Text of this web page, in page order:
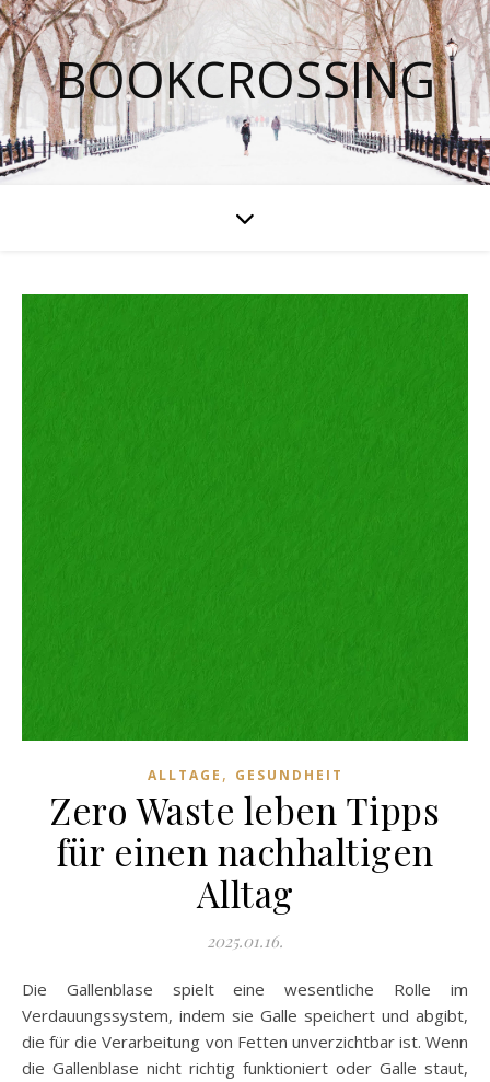
BOOKCROSSING
ALLTAGE , GESUNDHEIT
Zero Waste leben Tipps
für einen nachhaltigen
Alltag
2025.01.16.
Die Gallenblase spielt eine wesentliche Rolle im
Verdauungssystem, indem sie Galle speichert und abgibt,
die für die Verarbeitung von Fetten unverzichtbar ist. Wenn
die Gallenblase nicht richtig funktioniert oder Galle staut,